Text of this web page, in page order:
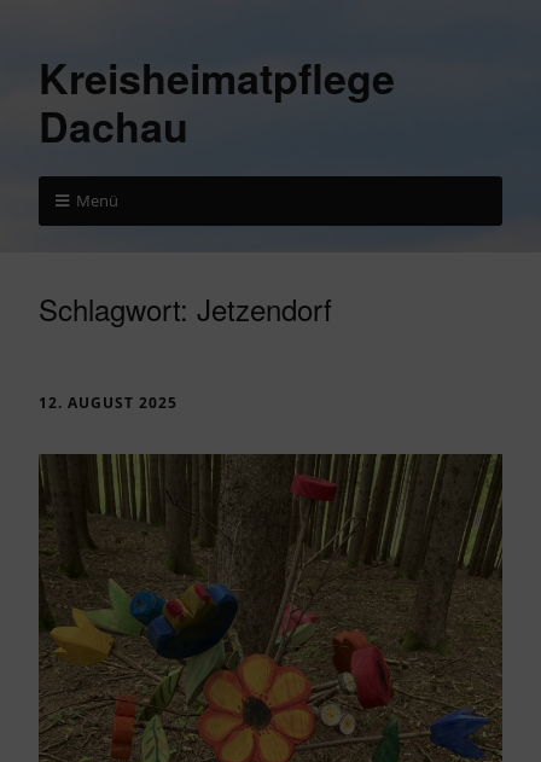
Kreisheimatpflege
Dachau
Menü
Schlagwort: Jetzendorf
12. AUGUST 2025